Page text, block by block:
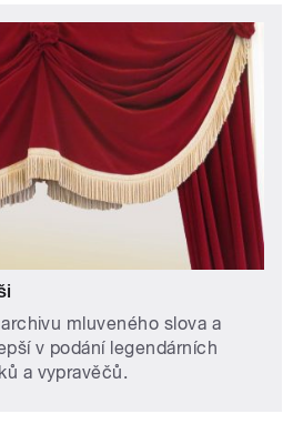
mluveného slova a
v podání legendárních
a vypravěčů.